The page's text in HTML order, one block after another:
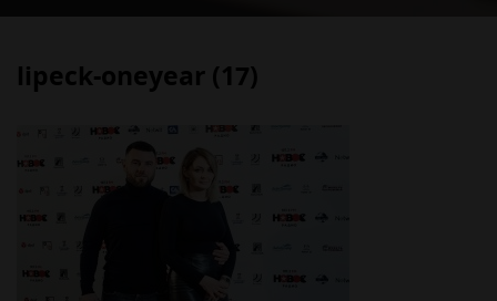
lipeck-oneyear (17)